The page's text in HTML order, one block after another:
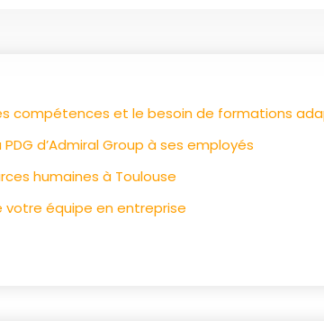
compétences et le besoin de formations
d’Admiral Group à ses employés
humaines à Toulouse
votre équipe en entreprise